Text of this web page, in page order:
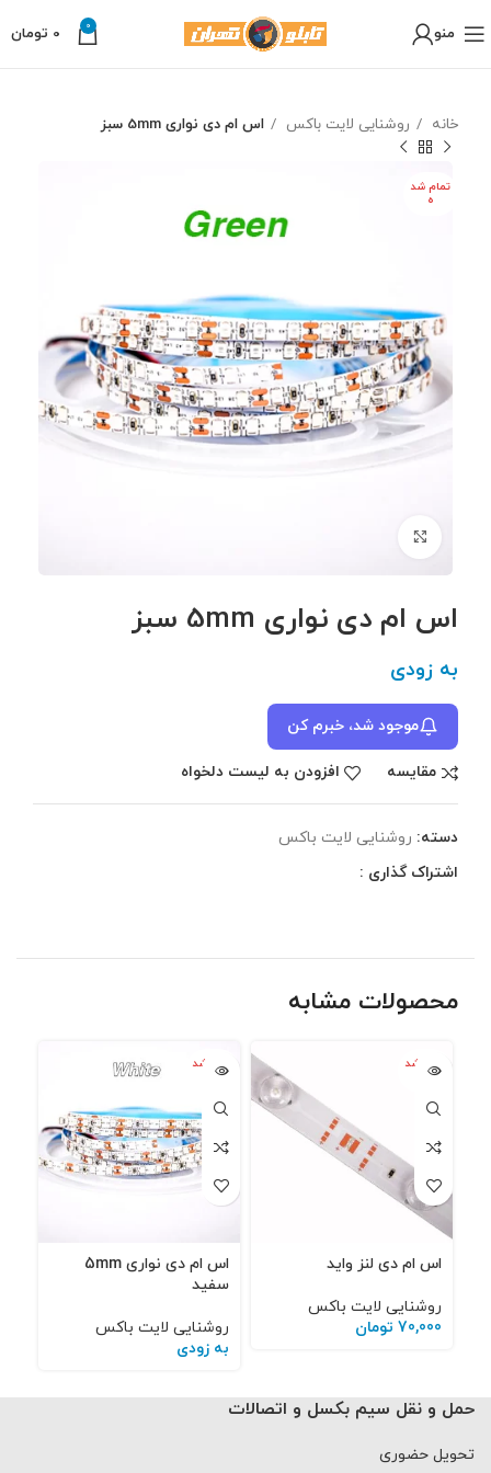
منو 0
0 تومان
خانه روشنایی لایت باکس اس ام دی نواری 5mm سبز
تمام شد
ه
اس ام دی نواری 5mm سبز
به زودی
موجود شد، خبرم کن
مقایسه افزودن به لیست دلخواه
دسته: روشنایی لایت باکس
اشتراک گذاری :
محصولات مشابه
تمام شد
ه
اس ام دی لنز واید
روشنایی لایت باکس
70,000 تومان
تمام شد
ه
اس ام دی نواری 5mm
سفید
روشنایی لایت باکس
به زودی
حمل و نقل سیم بکسل و اتصالات
تحویل حضوری